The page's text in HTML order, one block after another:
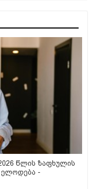
წლის ზაფხულის
ელოდება -